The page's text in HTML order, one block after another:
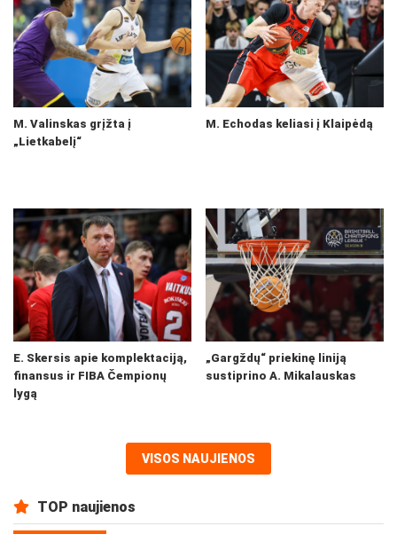
M. Valinskas grįžta į
„Lietkabelį“
M. Echodas keliasi į Klaipėdą
E. Skersis apie komplektaciją,
finansus ir FIBA Čempionų
lygą
„Gargždų“ priekinę liniją
sustiprino A. Mikalauskas
VISOS NAUJIENOS
TOP naujienos